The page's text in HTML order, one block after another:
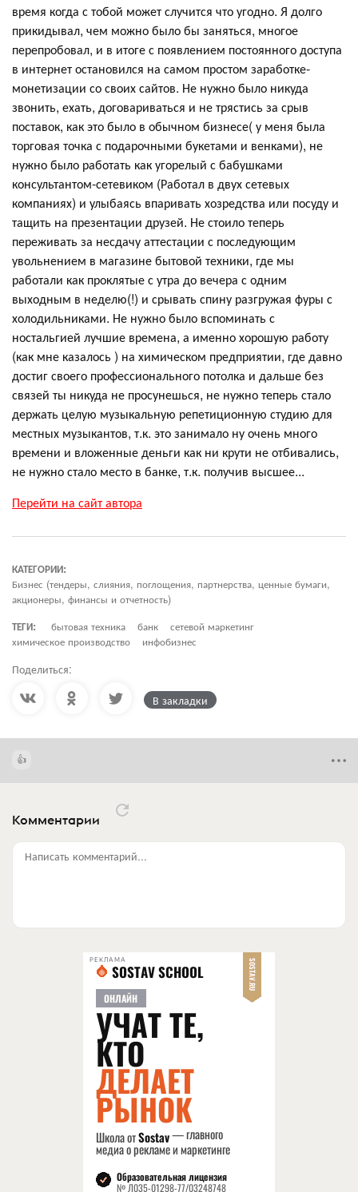
время когда с тобой может случится что угодно. Я долго
прикидывал, чем можно было бы заняться, многое
перепробовал, и в итоге с появлением постоянного доступа
в интернет остановился на самом простом заработке-
монетизации со своих сайтов. Не нужно было никуда
звонить, ехать, договариваться и не трястись за срыв
поставок, как это было в обычном бизнесе( у меня была
торговая точка с подарочными букетами и венками), не
нужно было работать как угорелый с бабушками
консультантом-сетевиком (Работал в двух сетевых
компаниях) и улыбаясь впаривать хозредства или посуду и
тащить на презентации друзей. Не стоило теперь
переживать за несдачу аттестации с последующим
увольнением в магазине бытовой техники, где мы
работали как проклятые с утра до вечера с одним
выходным в неделю(!) и срывать спину разгружая фуры с
холодильниками. Не нужно было вспоминать с
ностальгией лучшие времена, а именно хорошую работу
(как мне казалось ) на химическом предприятии, где давно
достиг своего профессионального потолка и дальше без
связей ты никуда не просунешься, не нужно теперь стало
держать целую музыкальную репетиционную студию для
местных музыкантов, т.к. это занимало ну очень много
времени и вложенные деньги как ни крути не отбивались,
не нужно стало место в банке, т.к. получив высшее...
Перейти на сайт автора
КАТЕГОРИИ:
Бизнес (тендеры, слияния, поглощения, партнерства, ценные бумаги,
акционеры, финансы и отчетность)
ТЕГИ:
бытовая техника банк
сетевой маркетинг
химическое производство
инфобизнес
Поделиться:
В закладки
Комментарии
Написать комментарий...
РЕКЛАМА